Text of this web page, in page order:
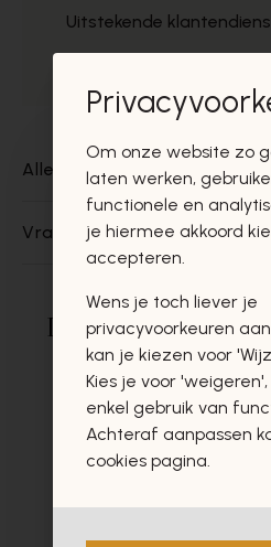
Uitstekende
Alles over dit product
Vragen over dit product?
Deze producten
vast ook
Om onze website zo
laten werken,
functionele en
je hiermee akkoord
accepteren.
Wens je toch liever je
privacyvoorkeuren
kan je kiezen voor
Kies je voor
enkel gebruik van
Achteraf aanpassen
cookies pagina.